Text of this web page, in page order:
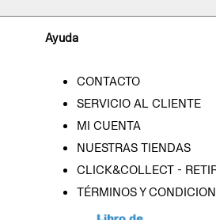
Ayuda
CONTACTO
SERVICIO AL CLIENTE
MI CUENTA
NUESTRAS TIENDAS
CLICK&COLLECT -
TÉRMINOS Y